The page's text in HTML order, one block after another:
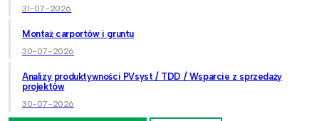
31-07-2026
Montaż carportów i gruntu
30-07-2026
Analizy produktywności PVsyst / TDD / Wsparcie z sprzedaży
projektów
30-07-2026